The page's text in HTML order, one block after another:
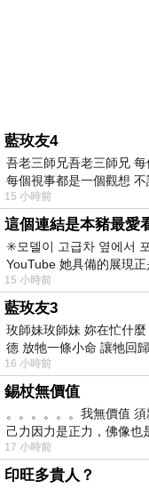
藍玫友4
吾老三師兄吾老三師兄
每個視事都是一個觀想
15 小時前
這個連結是本豬最愛
✳️모델이 고급차 옆에서
YouTube 她具備的展現
15 小時前
藍玫友3
玫師妹玫師妹 妳在忙什
德 放牠一條小命 讓牠回
16 小時前
錫杖無價值
。。。。。。我無價值
己力因力是正力，佛像也
17 小時前
印旺多貴人？